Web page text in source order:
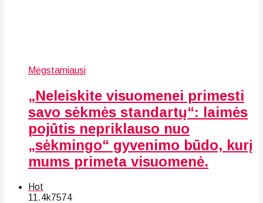
Mėgstamiausi
„Neleiskite visuomenei primesti
savo sėkmės standartų“: laimės
pojūtis nepriklauso nuo
„sėkmingo“ gyvenimo būdo, kurį
mums primeta visuomenė.
Hot
11.4k7574